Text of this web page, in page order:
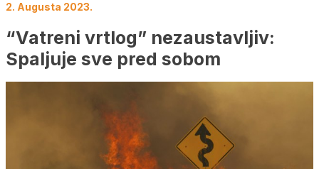
2. Augusta 2023.
“Vatreni vrtlog” nezaustavljiv:
Spaljuje sve pred sobom